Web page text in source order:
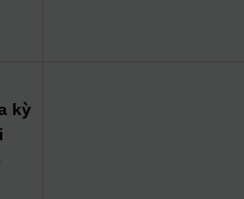
kỳ